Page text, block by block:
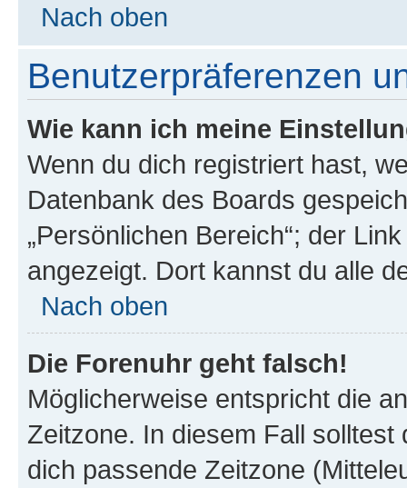
Nach oben
Benutzerpräferenzen
Wie kann ich meine
Wenn du dich registriert hast,
Datenbank des Boards
„Persönlichen Bereich“; der
angezeigt. Dort kannst du alle
Nach oben
Die Forenuhr geht falsch!
Möglicherweise entspricht die
Zeitzone. In diesem Fall solltest
dich passende Zeitzone